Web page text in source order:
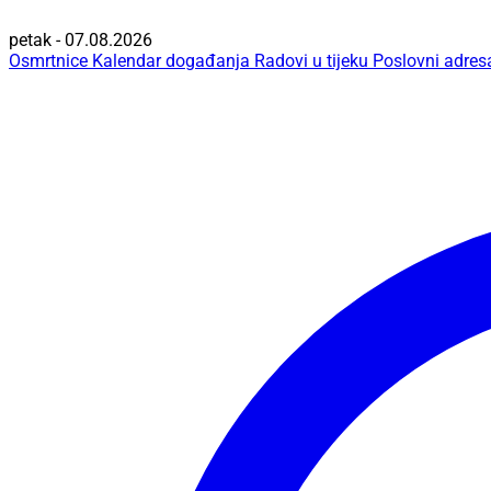
petak - 07.08.2026
Osmrtnice Kalendar događanja Radovi u tijeku Poslovni